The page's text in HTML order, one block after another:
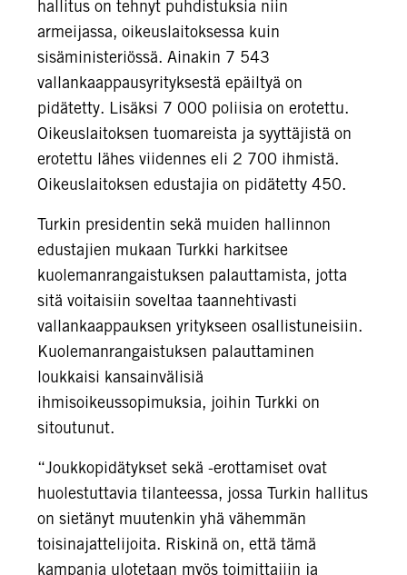
hallitus on tehnyt puhdistuksia niin
armeijassa, oikeuslaitoksessa kuin
sisäministeriössä. Ainakin 7 543
vallankaappausyrityksestä epäiltyä on
pidätetty. Lisäksi 7 000 poliisia on erotettu.
Oikeuslaitoksen tuomareista ja syyttäjistä on
erotettu lähes viidennes eli 2 700 ihmistä.
Oikeuslaitoksen edustajia on pidätetty 450.
Turkin presidentin sekä muiden hallinnon
edustajien mukaan Turkki harkitsee
kuolemanrangaistuksen palauttamista, jotta
sitä voitaisiin soveltaa taannehtivasti
vallankaappauksen yritykseen osallistuneisiin.
Kuolemanrangaistuksen palauttaminen
loukkaisi kansainvälisiä
ihmisoikeussopimuksia, joihin Turkki on
sitoutunut.
“Joukkopidätykset sekä -erottamiset ovat
huolestuttavia tilanteessa, jossa Turkin hallitus
on sietänyt muutenkin yhä vähemmän
toisinajattelijoita. Riskinä on, että tämä
kampanja ulotetaan myös toimittajiin ja